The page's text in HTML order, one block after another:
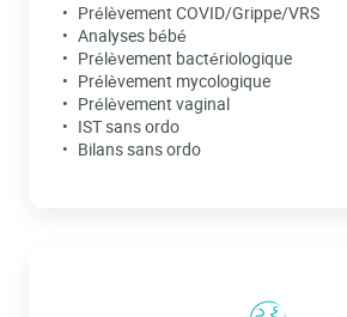
Prélèvement COVID/Grippe/VRS
Analyses bébé
Prélèvement bactériologique
Prélèvement mycologique
Prélèvement vaginal
IST sans ordo
Bilans sans ordo